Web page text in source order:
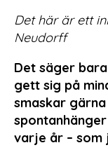
Det här är ett
Neudorff
Det säger
gett sig på
smaskar
varje år – som